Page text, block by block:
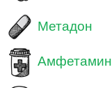
Метадон
Амфетамин